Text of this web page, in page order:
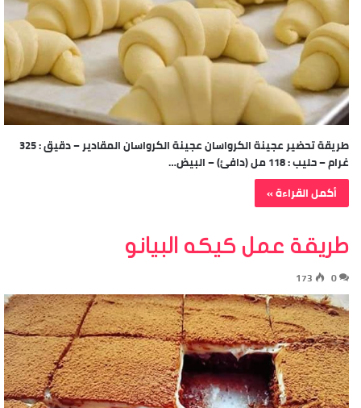
طريقة تحضير عجينة الكرواسان عجينة الكرواسان المقادير – دقيق : 325
غرام – حليب : 118 مل (دافئ) – البيض…
أكمل القراءة »
طريقة عمل كيكه البيانو
0
173